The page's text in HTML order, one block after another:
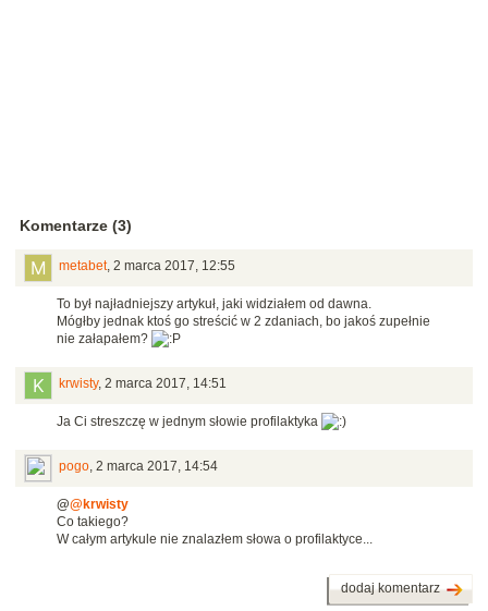
Komentarze (3)
metabet, 2 marca 2017, 12:55
To był najładniejszy artykuł, jaki widziałem od dawna.
Mógłby jednak ktoś go streścić w 2 zdaniach, bo jakoś zupełnie
nie załapałem?
krwisty, 2 marca 2017, 14:51
Ja Ci streszczę w jednym słowie profilaktyka
pogo, 2 marca 2017, 14:54
@@krwisty
Co takiego?
W całym artykule nie znalazłem słowa o profilaktyce...
dodaj komentarz